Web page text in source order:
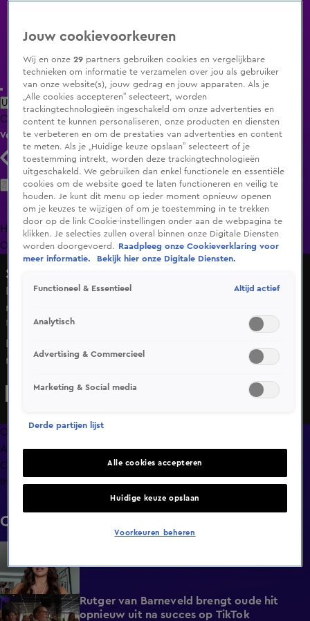
Uitzending Gemist Populaire programma's Zenders Genres
ClipsFilmsRadioSmart TV inlogShop
Volg KIJK
Zoeken
HomeUitzending Gemist Programma's De Bondgenoten
OranjezomerLivestreamsShop
Shownieuws
Danny de Munk viert in 2026 zijn 40-jarig werkjubileum
met een eigen show in Het Concertgebouw
Ma 23 feb, 08:19
Danny de Munk viert in 2026 zijn 40-jarig werkjubileum
met een eigen show in Het Concertgebouw
Overzicht
Afleveringen
Clips
Info
Clips
1:29
Rutger van Barneveld brengt oude hit
opnieuw uit na succes op TikTok
Jouw cookievoorkeuren
Wij en onze29 partners gebruiken cookies en vergelijkbare
technieken om informatie te verzamelen over jou als gebruiker
van onze website(s), jouw gedrag en jouw apparaten. Als je
„Alle cookies accepteren” selecteert, worden
trackingtechnologieën ingeschakeld om onze advertenties en
content te kunnen personaliseren, onze producten en diensten
te verbeteren en om de prestaties van advertenties en content
te meten. Als je „Huidige keuze opslaan” selecteert of je
toestemming intrekt, worden deze trackingtechnologieën
uitgeschakeld. We gebruiken dan enkel functionele en essentiële
cookies om de website goed te laten functioneren en veilig te
houden. Je kunt dit menu op ieder moment opnieuw openen
om je keuzes te wijzigen of om je toestemming in te trekken
door op de link Cookie-instellingen onder aan de webpagina te
klikken. Je selecties zullen overal binnen onze Digitale Diensten
worden doorgevoerd.
Raadpleeg onze Cookieverklaring voor
meer informatie.
Bekijk hier onze Digitale Diensten.
Functioneel & Essentieel Altijd actief
Analytisch
Advertising & Commercieel
Marketing & Social media
Derde partijen lijst
Alle cookies accepteren
Huidige keuze opslaan
Voorkeuren beheren